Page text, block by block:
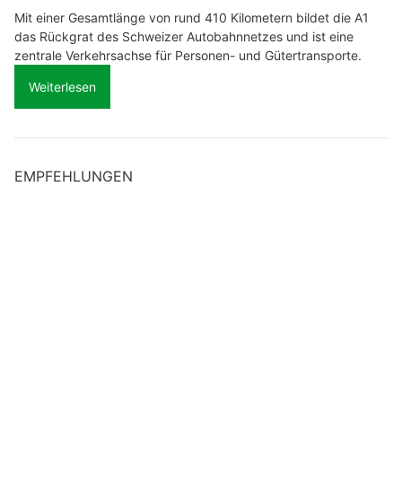
Mit einer Gesamtlänge von rund 410 Kilometern bildet die A1
das Rückgrat des Schweizer Autobahnnetzes und ist eine
zentrale Verkehrsachse für Personen- und Gütertransporte.
Weiterlesen
EMPFEHLUNGEN